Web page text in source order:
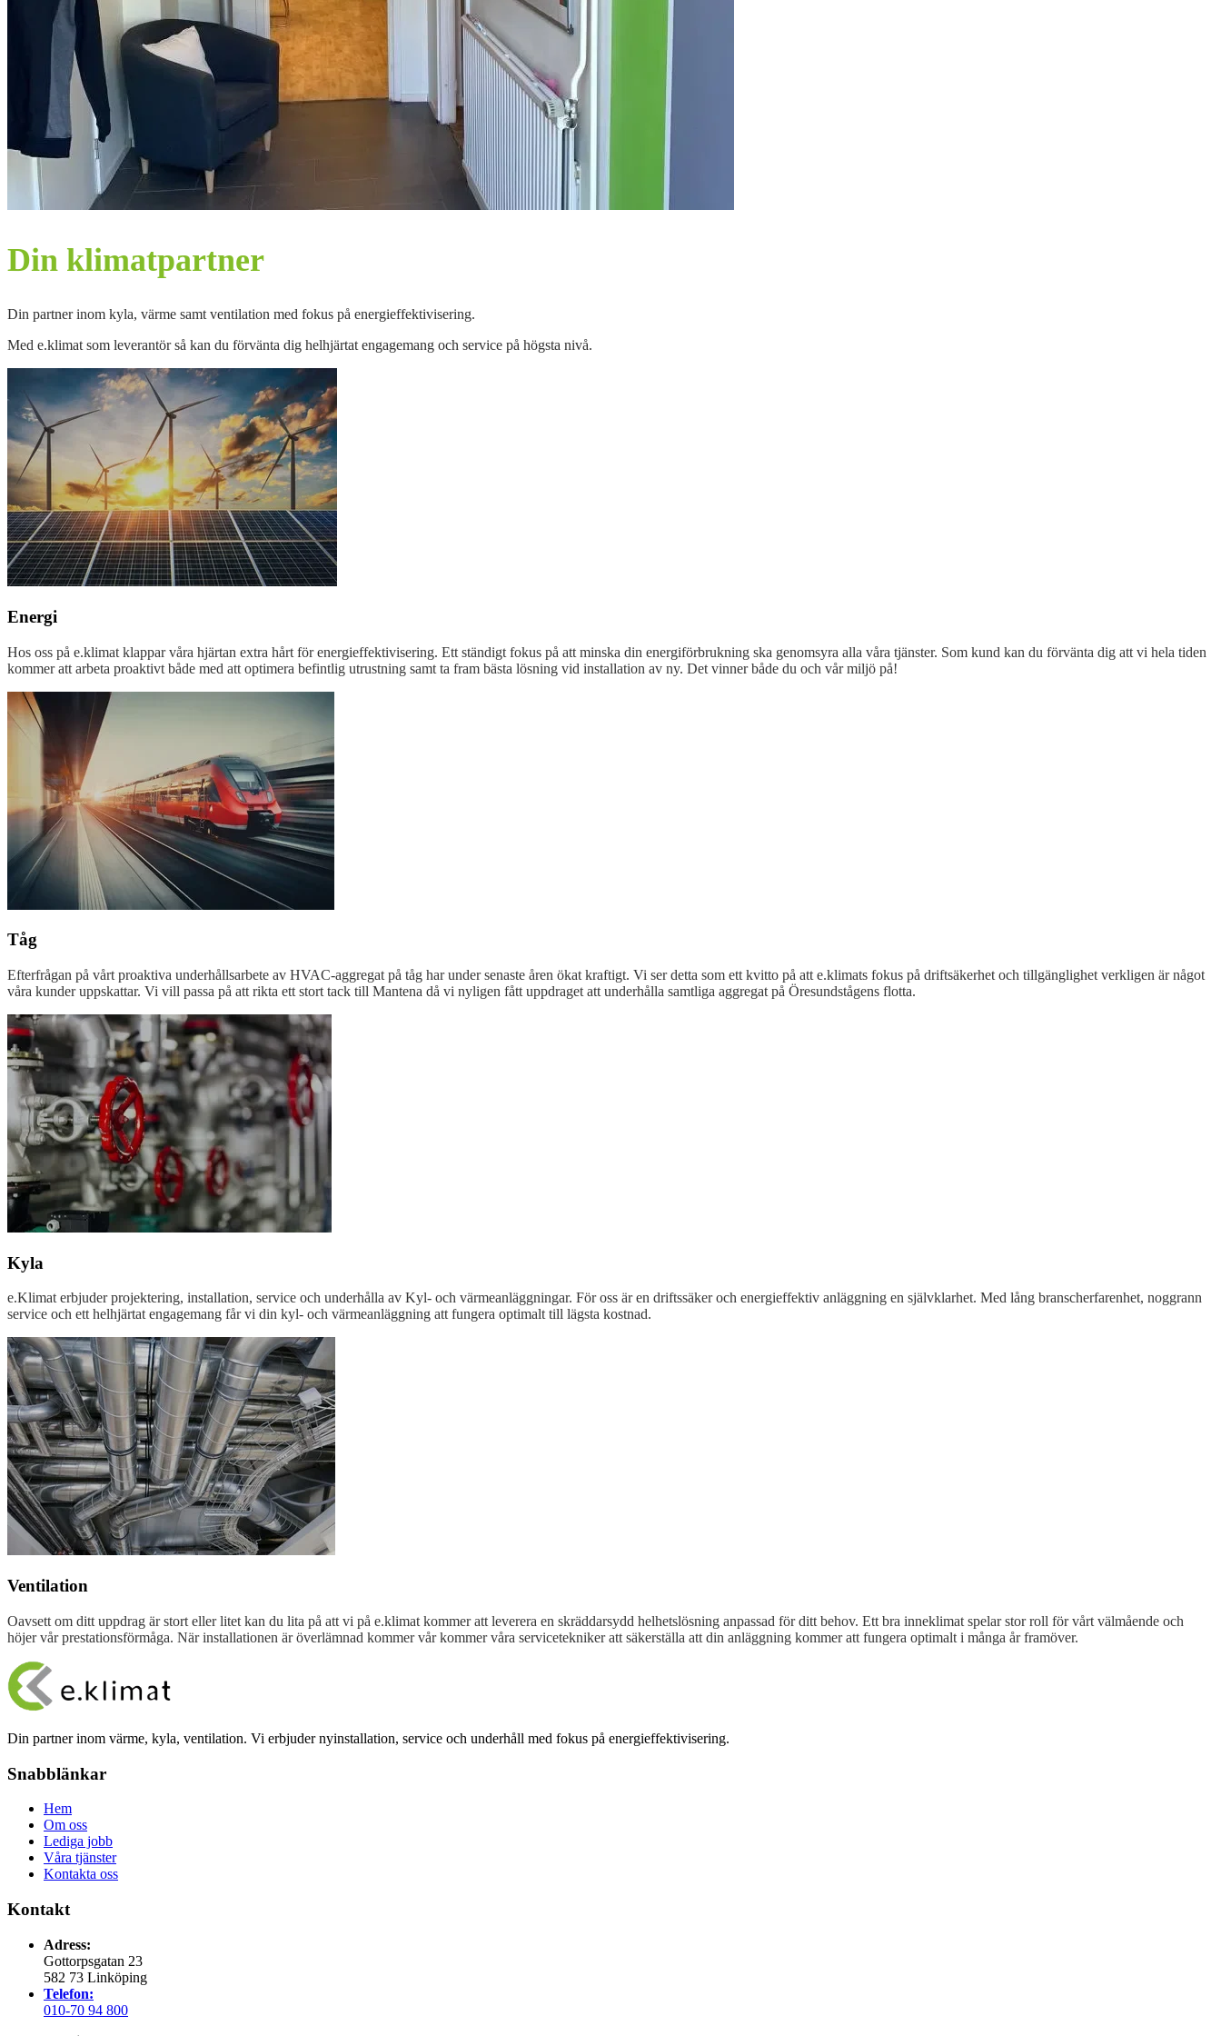
Din klimatpartner
Din partner inom kyla, värme samt ventilation med fokus på energieffektivisering.
Med e.klimat som leverantör så kan du förvänta dig helhjärtat engagemang och service på högsta nivå.
Energi
Hos oss på e.klimat klappar våra hjärtan extra hårt för energieffektivisering. Ett ständigt fokus på att minska din energiförbrukning ska genomsyra alla våra tjänster. Som kund kan du förvänta dig att vi hela tiden
kommer att arbeta proaktivt både med att optimera befintlig utrustning samt ta fram bästa lösning vid installation av ny. Det vinner både du och vår miljö på!
Tåg
Efterfrågan på vårt proaktiva underhållsarbete av HVAC-aggregat på tåg har under senaste åren ökat kraftigt. Vi ser detta som ett kvitto på att e.klimats fokus på driftsäkerhet och tillgänglighet verkligen är något
våra kunder uppskattar. Vi vill passa på att rikta ett stort tack till Mantena då vi nyligen fått uppdraget att underhålla samtliga aggregat på Öresundstågens flotta.
Kyla
e.Klimat erbjuder projektering, installation, service och underhålla av Kyl- och värmeanläggningar. För oss är en driftssäker och energieffektiv anläggning en självklarhet. Med lång branscherfarenhet, noggrann
service och ett helhjärtat engagemang får vi din kyl- och värmeanläggning att fungera optimalt till lägsta kostnad.
Ventilation
Oavsett om ditt uppdrag är stort eller litet kan du lita på att vi på e.klimat kommer att leverera en skräddarsydd helhetslösning anpassad för ditt behov. Ett bra inneklimat spelar stor roll för vårt välmående och
höjer vår prestationsförmåga. När installationen är överlämnad kommer vår kommer våra servicetekniker att säkerställa att din anläggning kommer att fungera optimalt i många år framöver.
Din partner inom värme, kyla, ventilation. Vi erbjuder nyinstallation, service och underhåll med fokus på energieffektivisering.
Snabblänkar
Hem
Om oss
Lediga jobb
Våra tjänster
Kontakta oss
Kontakt
Adress:
Gottorpsgatan 23
582 73 Linköping
Telefon:
010-70 94 800